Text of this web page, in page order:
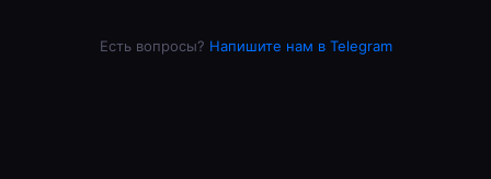
Есть вопросы? Напишите нам в Telegram